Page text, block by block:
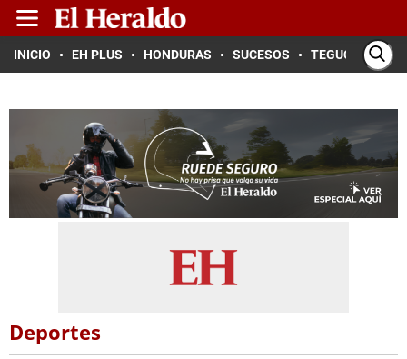
INICIO EH PLUS HONDURAS SUCESOS TEGUCIGALPA
Deportes